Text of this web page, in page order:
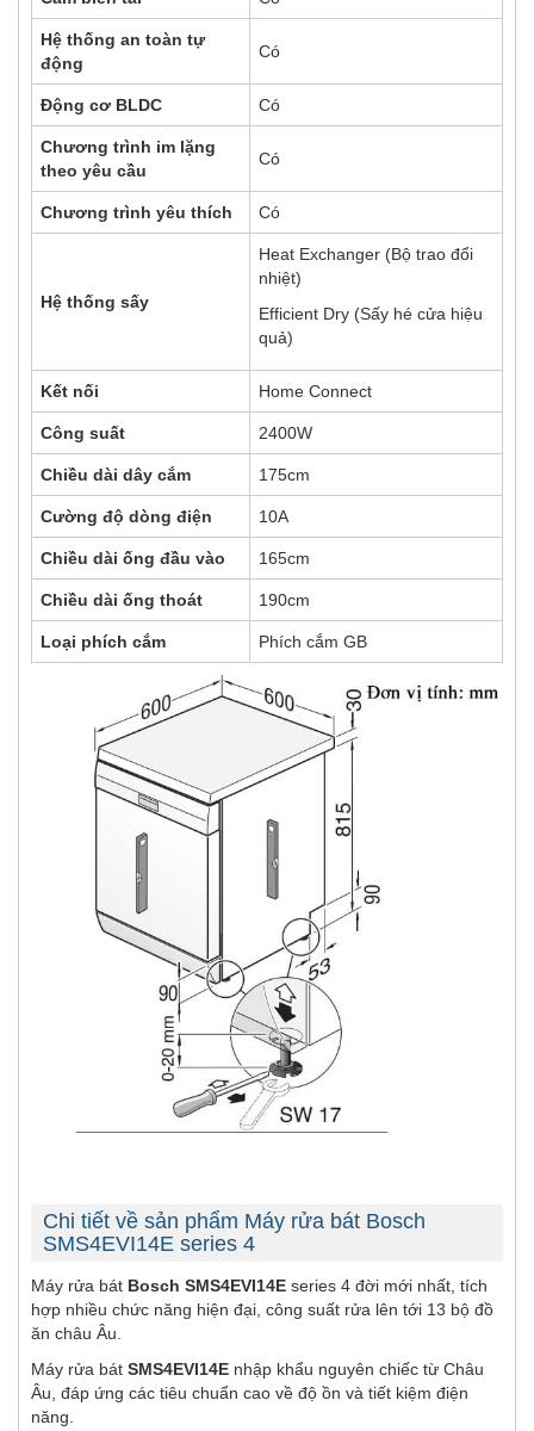
Hệ thống an toàn tự
động
Có
Động cơ BLDC Có
Chương trình im lặng
theo yêu cầu
Có
Chương trình yêu thích Có
Hệ thống sấy
Heat Exchanger (Bộ trao đổi
nhiệt)
Efficient Dry (Sấy hé cửa hiệu
quả)
Kết nối Home Connect
Công suất 2400W
Chiều dài dây cắm 175cm
Cường độ dòng điện 10A
Chiều dài ống đầu vào 165cm
Chiều dài ống thoát 190cm
Loại phích cắm Phích cắm GB
Chi tiết về sản phẩm Máy rửa bát Bosch
SMS4EVI14E series 4
Máy rửa bát Bosch SMS4EVI14E series 4 đời mới nhất, tích
hợp nhiều chức năng hiện đại, công suất rửa lên tới 13 bộ đồ
ăn châu Âu.
Máy rửa bát SMS4EVI14E nhập khẩu nguyên chiếc từ Châu
Âu, đáp ứng các tiêu chuẩn cao về độ ồn và tiết kiệm điện
năng.